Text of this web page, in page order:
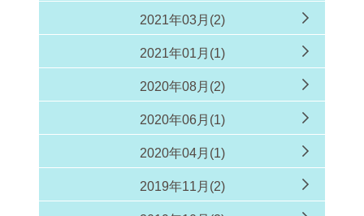
2021年03月(2)
2021年01月(1)
2020年08月(2)
2020年06月(1)
2020年04月(1)
2019年11月(2)